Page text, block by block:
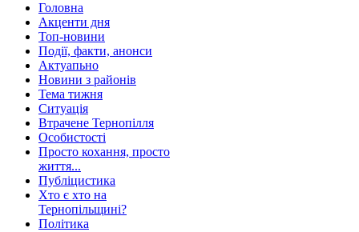
Головна
Акценти дня
Топ-новини
Події, факти, анонси
Актуапьно
Новини з районів
Тема тижня
Ситуація
Втрачене Тернопілля
Особистості
Просто кохання, просто
життя...
Публіцистика
Хто є хто на
Тернопільщині?
Політика